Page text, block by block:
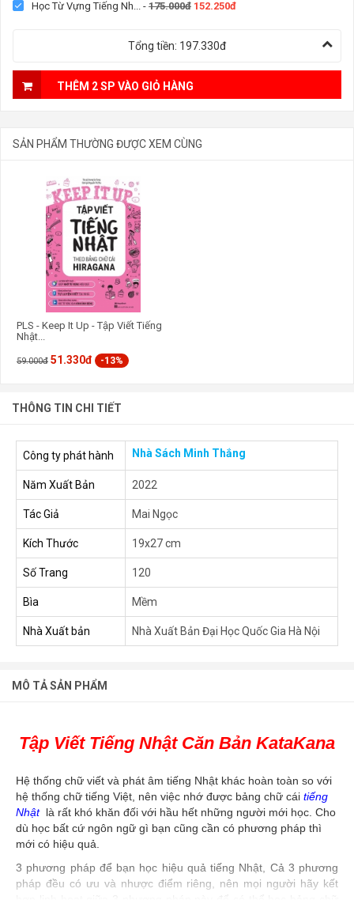
Học Từ Vựng Tiếng Nh...
- 175.000đ 152.250đ
Tổng tiền: 197.330đ
THÊM 2 SP VÀO GIỎ HÀNG
SẢN PHẨM THƯỜNG ĐƯỢC XEM CÙNG
PLS - Keep It Up - Tập Viết Tiếng
Nhật...
59.000đ 51.330đ -13%
THÔNG TIN CHI TIẾT
Công ty phát hành Nhà Sách Minh Thắng
Năm Xuất Bản 2022
Tác Giả Mai Ngọc
Kích Thước 19x27 cm
Số Trang 120
Bìa Mềm
Nhà Xuất bản Nhà Xuất Bản Đại Học Quốc Gia Hà Nội
MÔ TẢ SẢN PHẨM
Tập Viết Tiếng Nhật Căn Bản KataKana
Hệ thống chữ viết và phát âm tiếng Nhật khác hoàn toàn so với
hệ thống chữ tiếng Việt, nên việc nhớ được bảng chữ cái tiếng
Nhật là rất khó khăn đối với hầu hết những người mới học. Cho
dù học bất cứ ngôn ngữ gì bạn cũng cần có phương pháp thì
mới có hiệu quả.
3 phương pháp để bạn học hiệu quả tiếng Nhật, Cả 3 phương
pháp đều có ưu và nhược điểm riêng, nên mọi người hãy kết